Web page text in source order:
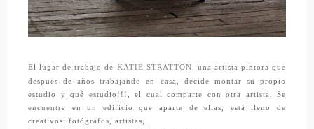
El lugar de trabajo de KATIE STRATTON,
una artista pintora que
después de años trabajando en casa, decide montar su propio
estudio y qué estudio!!!, el cual comparte con otra artista. Se
encuentra en un edificio que aparte de ellas, está lleno de
creativos: fotógrafos, artistas,..